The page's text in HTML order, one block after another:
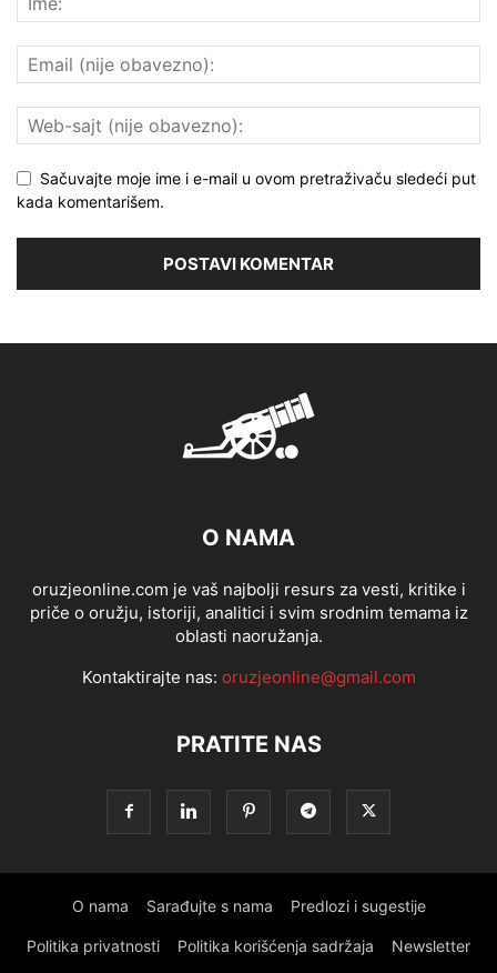
Sačuvajte moje ime i e-mail u ovom pretraživaču sledeći put
kada komentarišem.
O NAMA
oruzjeonline.com je vaš najbolji resurs za vesti, kritike i
priče o oružju, istoriji, analitici i svim srodnim temama iz
oblasti naoružanja.
Kontaktirajte nas: oruzjeonline@gmail.com
PRATITE NAS
O nama Sarađujte s nama Predlozi i sugestije
Politika privatnosti Politika korišćenja sadržaja Newsletter